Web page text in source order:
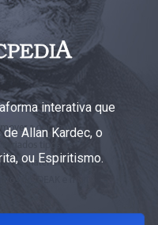
interativa que
Allan Kardec, o
ou Espiritismo.